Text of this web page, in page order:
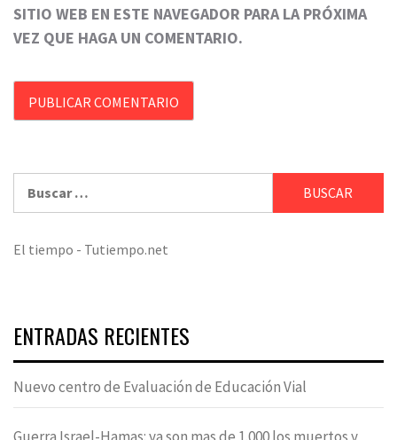
SITIO WEB EN ESTE NAVEGADOR PARA LA PRÓXIMA
VEZ QUE HAGA UN COMENTARIO.
El tiempo - Tutiempo.net
ENTRADAS RECIENTES
Nuevo centro de Evaluación de Educación Vial
Guerra Israel-Hamas: ya son mas de 1.000 los muertos y